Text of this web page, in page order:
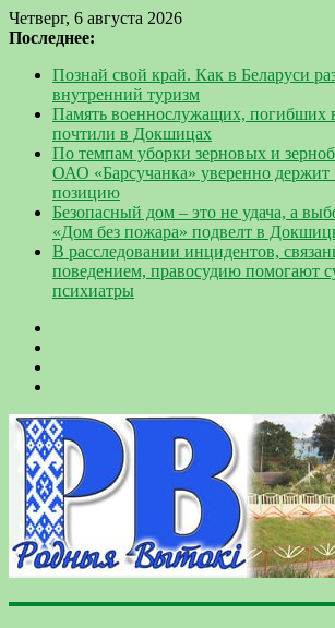
Четверг, 6 августа 2026
Последнее:
Познай свой край. Как в Беларуси
внутренний туризм
Память военнослужащих, погибших
почтили в Докшицах
По темпам уборки зерновых и
ОАО «Барсучанка» уверенно держит
позицию
Безопасный дом – это не удача, а
«Дом без пожара» подвелт в
В расследовании инцидентов,
поведением, правосудию помогают
психиатры